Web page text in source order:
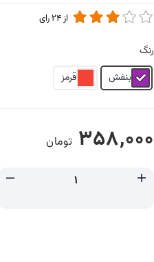
از24رای
رنگ
بنفش
قرمز
358,000 تومان